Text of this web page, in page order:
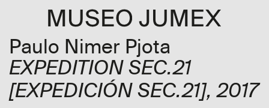
Paulo Nimer Pjota
EXPEDITION SEC.21
[EXPEDICIÓN SEC.21], 2017